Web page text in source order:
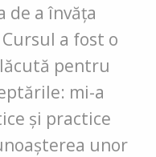
de a învăţa
a fost o
pentru
mi-a
și practice
unor